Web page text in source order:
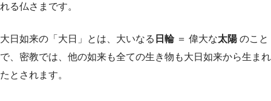
れる仏さまです。
大日如来の「大日」とは、大いなる 日輪＝ 偉大な太陽 のこと
で、密教では、他の如来も全ての生き物も大日如来から生まれ
たとされます。